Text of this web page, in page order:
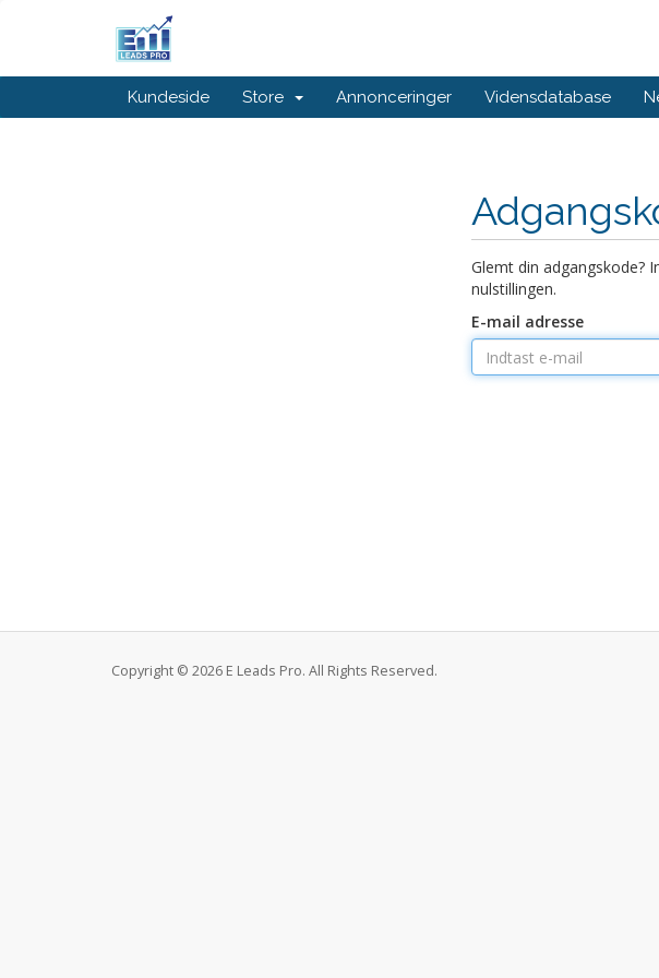
Kundeside Store Annonceringer Vidensdatabase
Glemt din adgangskode?
nulstillingen.
E-mail adresse
Copyright © 2026 E Leads Pro. All Rights Reserved.